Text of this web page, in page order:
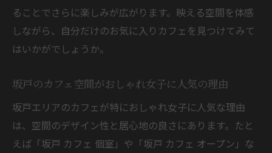
ることでさらに楽しみが広がります。映える空間を体感
しながら、自分だけのお気に入りカフェを見つけてみて
はいかがでしょうか。
坂戸のカフェ空間がおしゃれ女子に人気の理由
坂戸エリアのカフェが特におしゃれ女子に人気な理由
は、空間のデザイン性と居心地の良さにあります。たと
えば「坂戸 カフェ 個室」や「坂戸 カフェ オープン」な